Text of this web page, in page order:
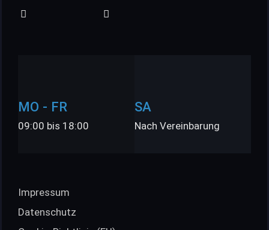
MO - FR
09:00 bis 18:00
SA
Nach Vereinbarung
Impressum
Datenschutz